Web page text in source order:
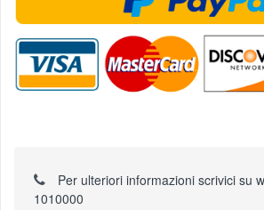
Per ulteriori informazioni scrivici su
1010000